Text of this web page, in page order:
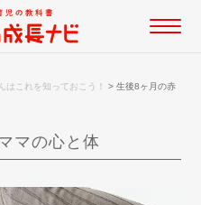
はこれを知っておこう！ >生後8ヶ月の赤
マの心と体